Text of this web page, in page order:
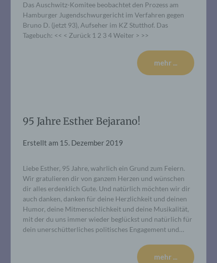
Das Auschwitz-Komitee beobachtet den Prozess am
Hamburger Jugendschwurgericht im Verfahren gegen
Bruno D. (jetzt 93), Aufseher im KZ Stutthof. Das
Tagebuch: << < Zurück 1 2 3 4 Weiter > >>
mehr ...
95 Jahre Esther Bejarano!
Erstellt am 15. Dezember 2019
Liebe Esther, 95 Jahre, wahrlich ein Grund zum Feiern.
Wir gratulieren dir von ganzem Herzen und wünschen
dir alles erdenklich Gute. Und natürlich möchten wir dir
auch danken, danken für deine Herzlichkeit und deinen
Humor, deine Mitmenschlichkeit und deine Musikalität,
mit der du uns immer wieder beglückst und natürlich für
dein unerschütterliches politisches Engagement und…
mehr ...